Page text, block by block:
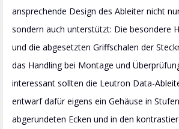
ansprechende Design des Ableiter nicht
sondern auch unterstützt: Die besondere
und die abgesetzten Griffschalen der
das Handling bei Montage und
interessant sollten die Leutron Data-
entwarf dafür eigens ein Gehäuse in
abgerundeten Ecken und in den